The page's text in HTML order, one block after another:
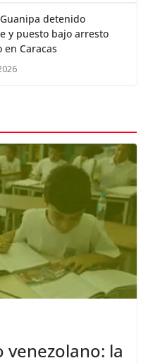
detenido
y puesto bajo arresto
Caracas
venezolano: la